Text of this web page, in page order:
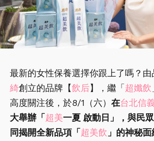
最新的女性保養選擇你跟上了嗎？由
綺創立的品牌【飲后】，繼「超孅飲
高度關注後，於8/1（六） 在台北信
大舉辦「超美一夏 啟動日」，與民
同揭開全新品項「超美飲 」的神秘面